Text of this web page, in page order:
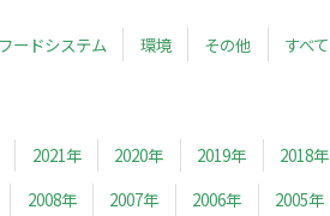
ードシステム 環境 その他 すべて
2021年 2020年 2019年 2018年
2008年 2007年 2006年 2005年